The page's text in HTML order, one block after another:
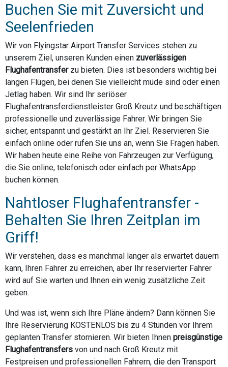
Buchen Sie mit Zuversicht und
Seelenfrieden
Wir von Flyingstar Airport Transfer Services stehen zu
unserem Ziel, unseren Kunden einen zuverlässigen
Flughafentransferzu bieten. Dies ist besonders wichtig bei
langen Flügen, bei denen Sie vielleicht müde sind oder einen
Jetlag haben. Wir sind Ihr seriöser
Flughafentransferdienstleister Groß Kreutz und beschäftigen
professionelle und zuverlässige Fahrer. Wir bringen Sie
sicher, entspannt und gestärkt an Ihr Ziel. Reservieren Sie
einfach online oder rufen Sie uns an, wenn Sie Fragen haben.
Wir haben heute eine Reihe von Fahrzeugen zur Verfügung,
die Sie online, telefonisch oder einfach per WhatsApp
buchen können.
Nahtloser Flughafentransfer -
Behalten Sie Ihren Zeitplan im
Griff!
Wir verstehen, dass es manchmal länger als erwartet dauern
kann, Ihren Fahrer zu erreichen, aber Ihr reservierter Fahrer
wird auf Sie warten und Ihnen ein wenig zusätzliche Zeit
geben.
Und was ist, wenn sich Ihre Pläne ändern? Dann können Sie
Ihre Reservierung KOSTENLOS bis zu 4 Stunden vor Ihrem
geplanten Transfer stornieren. Wir bieten Ihnen preisgünstige
Flughafentransfers von und nach Groß Kreutz mit
Festpreisen und professionellen Fahrern, die den Transport